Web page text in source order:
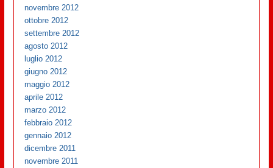
novembre 2012
ottobre 2012
settembre 2012
agosto 2012
luglio 2012
giugno 2012
maggio 2012
aprile 2012
marzo 2012
febbraio 2012
gennaio 2012
dicembre 2011
novembre 2011